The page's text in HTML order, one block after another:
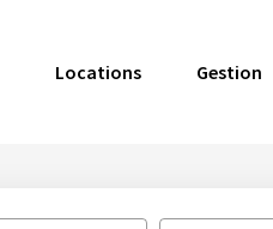
Locations Gestion